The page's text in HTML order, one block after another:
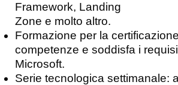
Framework, Landing
Zone e molto altro.
Formazione per la
competenze e soddisfa i
Microsoft.
Serie tecnologica settimanale: